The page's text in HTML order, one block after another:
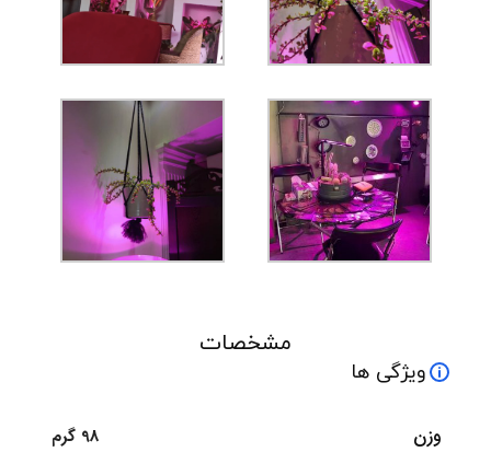
مشخصات
ویژگی ها
وزن 98 گرم